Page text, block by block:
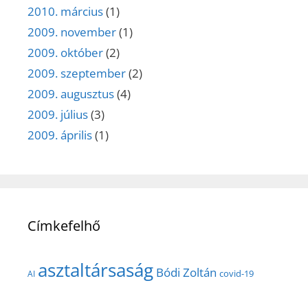
2010. március(1)
2009. november(1)
2009. október(2)
2009. szeptember(2)
2009. augusztus(4)
2009. július(3)
2009. április(1)
Címkefelhő
AI asztaltársaság Bódi Zoltán covid-19